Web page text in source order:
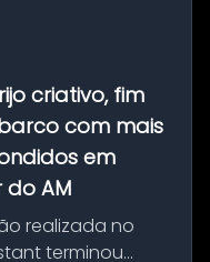
criativo, fim
com mais
em
do AM
realizada no
terminou